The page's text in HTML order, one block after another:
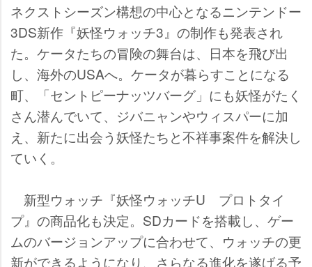
ネクストシーズン構想の中心となるニンテンドー
3DS新作『妖怪ウォッチ3』の制作も発表され
た。ケータたちの冒険の舞台は、日本を飛び出
し、海外のUSAへ。ケータが暮らすことになる
町、「セントピーナッツバーグ」にも妖怪がたく
さん潜んでいて、ジバニャンやウィスパーに加
え、新たに出会う妖怪たちと不祥事案件を解決し
ていく。
新型ウォッチ『妖怪ウォッチU プロトタイ
プ』の商品化も決定。SDカードを搭載し、ゲー
ムのバージョンアップに合わせて、ウォッチの更
新ができるようになり、さらなる進化を遂げる予